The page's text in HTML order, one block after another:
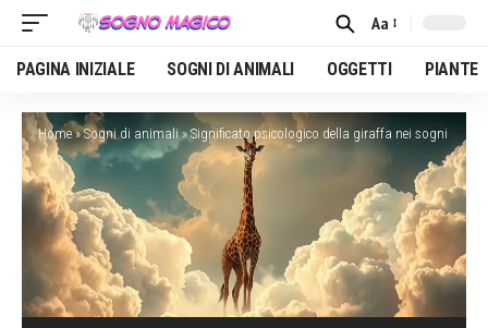
Font
Resizer
Aa
PAGINA INIZIALE SOGNI DI ANIMALI OGGETTI PIANTE
Home»Sogni di animali»Significato psicologico della giraffa nei sogni